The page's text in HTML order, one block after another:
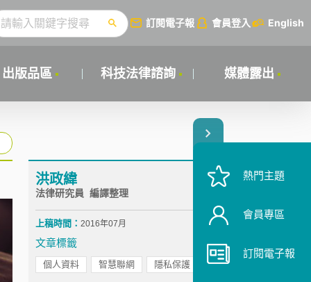
訂閱電子報 會員登入 English
出版品區 科技法律諮詢 媒體露出
洪政緯
法律研究員 編譯整理
上稿時間： 2016年07月
文章標籤
個人資料 智慧聯網 隱私保護
熱門主題
會員專區
訂閱電子報